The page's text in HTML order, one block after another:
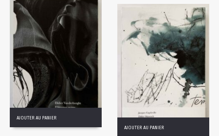
AJOUTER AU PANIER
AJOUTER AU PANIER